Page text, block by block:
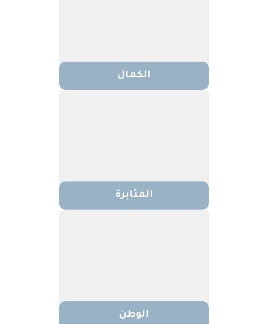
الكمال
المثابرة
الوطن